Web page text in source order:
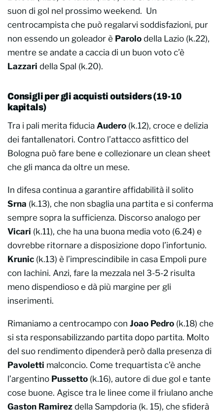
suon di gol nel prossimo weekend. Un
centrocampista che può regalarvi soddisfazioni, pur
non essendo un goleador è Parolo della Lazio (k.22),
mentre se andate a caccia di un buon voto c’è
Lazzari della Spal (k.20).
Consigli per gli acquisti outsiders (19-10
kapitals)
Tra i pali merita fiducia Audero (k.12), croce e delizia
dei fantallenatori. Contro l’attacco asfittico del
Bologna può fare bene e collezionare un clean sheet
che gli manca da oltre un mese.
In difesa continua a garantire affidabilità il solito
Srna (k.13), che non sbaglia una partita e si conferma
sempre sopra la sufficienza. Discorso analogo per
Vicari (k.11), che ha una buona media voto (6.24) e
dovrebbe ritornare a disposizione dopo l’infortunio.
Krunic (k.13) è l’imprescindibile in casa Empoli pure
con Iachini. Anzi, fare la mezzala nel 3-5-2 risulta
meno dispendioso e dà più margine per gli
inserimenti.
Rimaniamo a centrocampo con Joao Pedro (k.18) che
si sta responsabilizzando partita dopo partita. Molto
del suo rendimento dipenderà però dalla presenza di
Pavoletti malconcio. Come trequartista c’è anche
l’argentino Pussetto (k.16), autore di due gol e tante
cose buone. Agisce tra le linee come il friulano anche
Gaston Ramirez della Sampdoria (k. 15), che sfiderà